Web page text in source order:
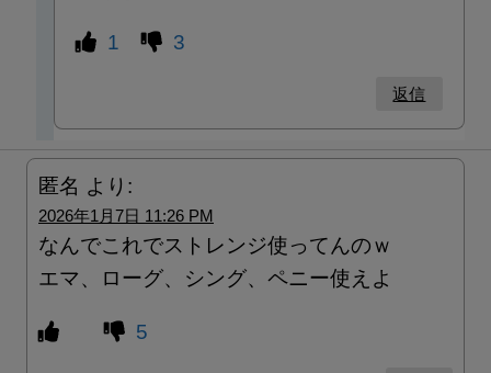
1 3
返信
匿名 より:
2026年1月7日 11:26 PM
なんでこれでストレンジ使ってんのｗ
エマ、ローグ、シング、ペニー使えよ
5